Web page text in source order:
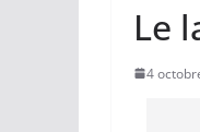
Le
4